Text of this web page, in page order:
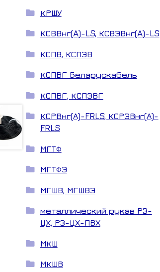
КРШУ
КСВВнг(A)-LS, КСВЭВнг(A)-LS
КСПВ, КСПЭВ
КСПВГ Беларускабель
КСПВГ, КСПЭВГ
КСРВнг(А)-FRLS, КСРЭВнг(А)-
FRLS
МГТФ
МГТФЭ
МГШВ, МГШВЭ
металлический рукав РЗ-
ЦХ, РЗ-ЦХ-ПВХ
МКШ
МКШВ